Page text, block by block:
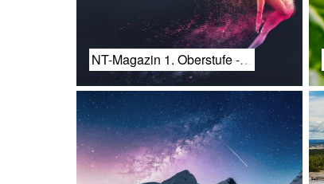
NT-Magazin 1. Oberstufe -…